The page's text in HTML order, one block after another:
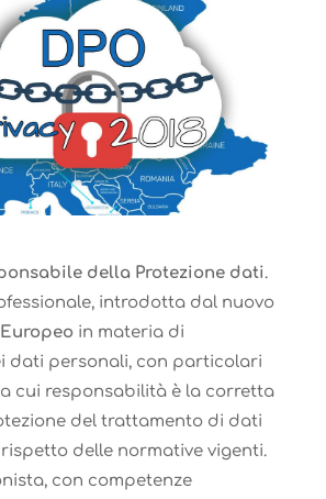
della Protezione dati.
introdotta dal nuovo
in materia di
dati personali, con particolari
cui responsabilità è la corretta
del trattamento di dati
delle normative vigenti.
con competenze